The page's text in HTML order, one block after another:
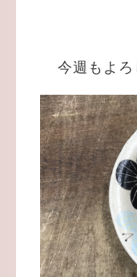
今週もよろ